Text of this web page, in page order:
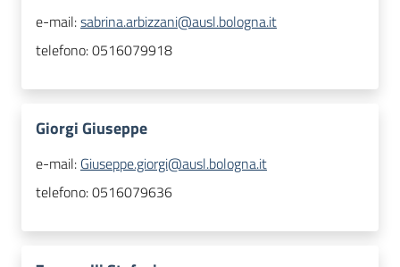
e-mail:sabrina.arbizzani@ausl.bologna.it
telefono:0516079918
Giorgi Giuseppe
e-mail: Giuseppe.giorgi@ausl.bologna.it
telefono:0516079636